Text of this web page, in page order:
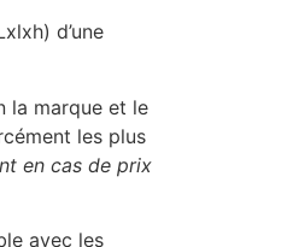
d’une
la marque et le
les plus
en cas de prix
avec les